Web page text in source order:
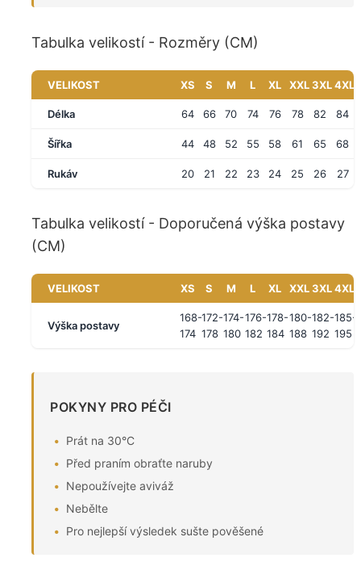
Tabulka velikostí - Rozměry (CM)
VELIKOST XS S M L XL XXL3XL4XL
Délka 64 66 70 74 76 78 82 84
Šířka 44 48 52 55 58 61 65 68
Rukáv 20 21 22 23 24 25 26 27
Tabulka velikostí - Doporučená výška postavy
(CM)
VELIKOST XS S M L XL XXL3XL4XL
Výška postavy
168-
174
172-
178
174-
180
176-
182
178-
184
180-
188
182-
192
185-
195
POKYNY PRO PÉČI
Prát na 30°C
Před praním obraťte naruby
Nepoužívejte aviváž
Nebělte
Pro nejlepší výsledek sušte pověšené